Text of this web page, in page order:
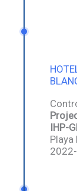
IHP-
Playa